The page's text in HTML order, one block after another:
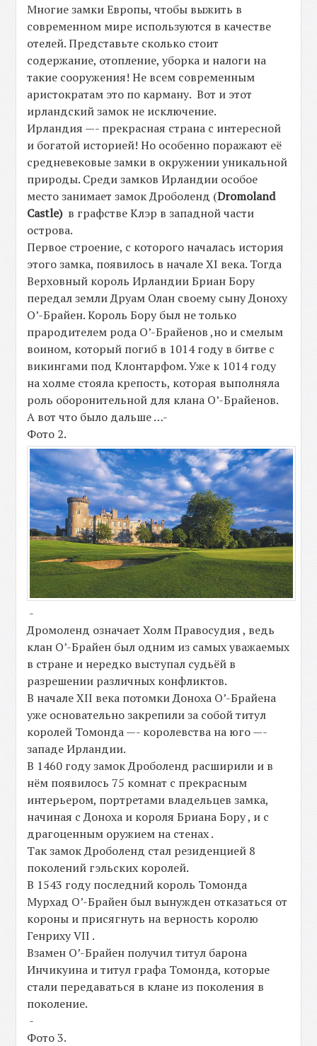
Многие замки Европы, чтобы выжить в
современном мире используются в качестве
отелей. Представьте сколько стоит
содержание, отопление, уборка и налоги на
такие сооружения! Не всем современным
аристократам это по карману. Вот и этот
ирландский замок не исключение.
Ирландия —- прекрасная страна с интересной
и богатой историей! Но особенно поражают её
средневековые замки в окружении уникальной
природы. Среди замков Ирландии особое
место занимает замок Дроболенд (Dromoland
Castle) в графстве Клэр в западной части
острова.
Первое строение, с которого началась история
этого замка, появилось в начале XI века. Тогда
Верховный король Ирландии Бриан Бору
передал земли Друам Олан своему сыну Доноху
О’-Брайен. Король Бору был не только
прародителем рода О’-Брайенов ,но и смелым
воином, который погиб в 1014 году в битве с
викингами под Клонтарфом. Уже к 1014 году
на холме стояла крепость, которая выполняла
роль оборонительной для клана О’-Брайенов.
А вот что было дальше …-
Фото 2.
-
Дромоленд означает Холм Правосудия , ведь
клан О’-Брайен был одним из самых уважаемых
в стране и нередко выступал судьёй в
разрешении различных конфликтов.
В начале XII века потомки Доноха О’-Брайена
уже основательно закрепили за собой титул
королей Томонда —- королевства на юго —-
западе Ирландии.
В 1460 году замок Дроболенд расширили и в
нём появилось 75 комнат с прекрасным
интерьером, портретами владельцев замка,
начиная с Доноха и короля Бриана Бору , и с
драгоценным оружием на стенах .
Так замок Дроболенд стал резиденцией 8
поколений гэльских королей.
В 1543 году последний король Томонда
Мурхад О’-Брайен был вынужден отказаться от
короны и присягнуть на верность королю
Генриху VII .
Взамен О’-Брайен получил титул барона
Инчикуина и титул графа Томонда, которые
стали передаваться в клане из поколения в
поколение.
-
Фото 3.